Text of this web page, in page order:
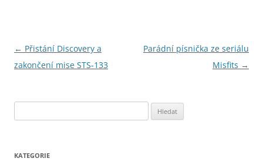
Navigace
pro
← Přistání Discovery a
zakončení mise STS-133
Parádní písnička ze seriálu
Misfits →
KATEGORIE